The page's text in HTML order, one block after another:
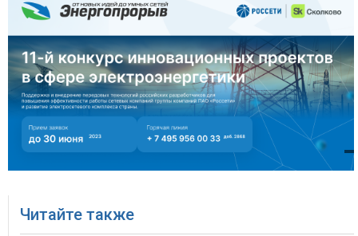
Читайте также